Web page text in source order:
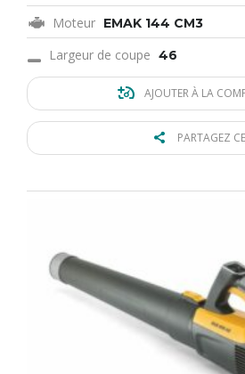
Moteur EMAK 144 CM3
Largeur de coupe 46
AJOUTER À LA
PARTAGEZ